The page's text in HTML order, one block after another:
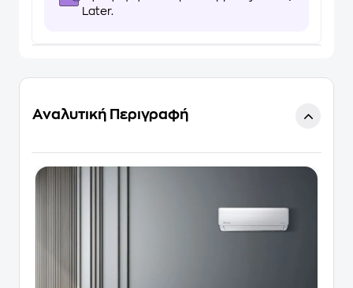
Later.
Αναλυτική Περιγραφή